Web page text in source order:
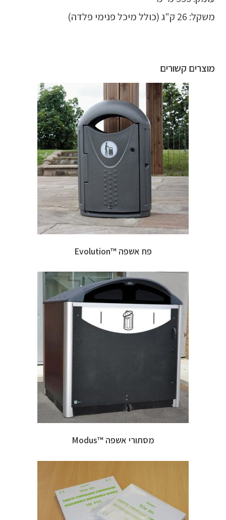
משקל: 26 ק"ג (כולל מיכל פנימי פלדה)
מוצרים קשורים
פח אשפה ™Evolution
מסתורי אשפה ™Modus